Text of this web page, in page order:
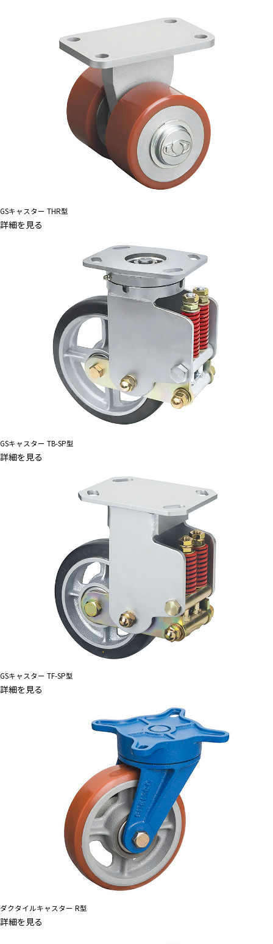
GSキャスター THR型
詳細を見る
GSキャスター TB-SP型
詳細を見る
GSキャスター TF-SP型
詳細を見る
ダクタイルキャスター R型
詳細を見る